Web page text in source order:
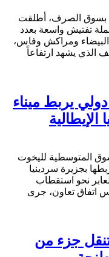
بسوق الصرف، أطلقت
تفتيش واسعة بعدد
البيضاء ومراكش وفاس،
الذي يشهد ارتفاعاً
يربط ميناء
المتوسطية لليخوت
بجزيرة سردينيا
نحو استقطاب
اتفاق تعاون، جرى
جزء من